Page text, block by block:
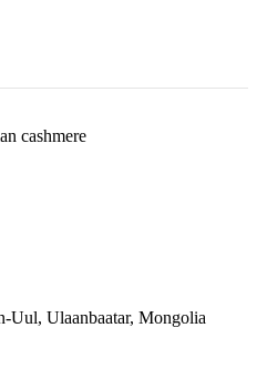
cashmere
Ulaanbaatar, Mongolia